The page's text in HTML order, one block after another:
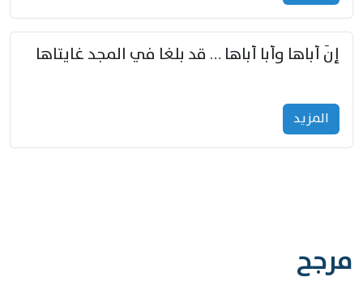
إنّ أباها وأبا أباها … قد بلغا في المجد غايتاها
المزید
مرجح